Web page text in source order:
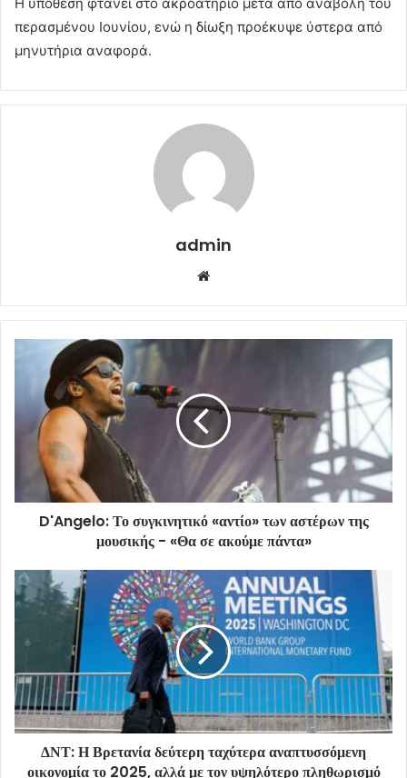
Η υπόθεση φτάνει στο ακροατήριο μετά από αναβολή του
περασμένου Ιουνίου, ενώ η δίωξη προέκυψε ύστερα από
μηνυτήρια αναφορά.
admin
D'Angelo: Το συγκινητικό «αντίο» των αστέρων της
μουσικής - «Θα σε ακούμε πάντα»
ΔΝΤ: Η Βρετανία δεύτερη ταχύτερα αναπτυσσόμενη
οικονομία το 2025, αλλά με τον υψηλότερο πληθωρισμό